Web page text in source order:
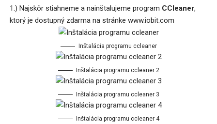
1.) Najskôr stiahneme a nainštalujeme program CCleaner,
ktorý je dostupný zdarma na stránke www.iobit.com
Inštalácia programu ccleaner
Inštalácia programu ccleaner 2
Inštalácia programu ccleaner 3
Inštalácia programu ccleaner 4